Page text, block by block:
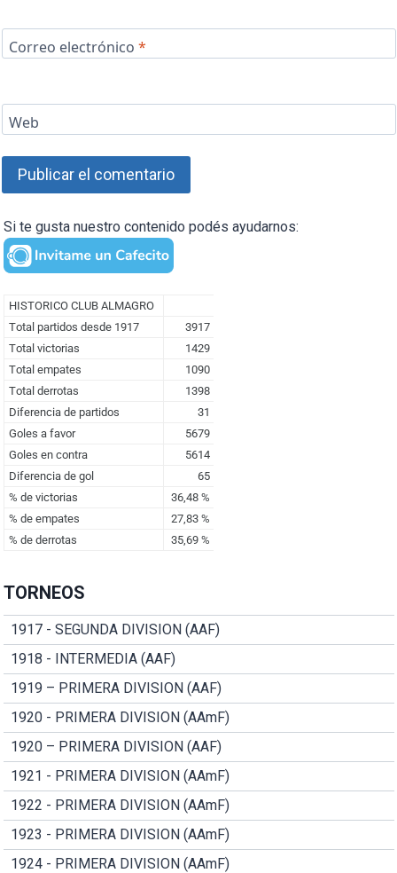
Correo electrónico *
Web
Si te gusta nuestro contenido podés ayudarnos:
TORNEOS
1917 - SEGUNDA DIVISION (AAF)
1918 - INTERMEDIA (AAF)
1919 – PRIMERA DIVISION (AAF)
1920 - PRIMERA DIVISION (AAmF)
1920 – PRIMERA DIVISION (AAF)
1921 - PRIMERA DIVISION (AAmF)
1922 - PRIMERA DIVISION (AAmF)
1923 - PRIMERA DIVISION (AAmF)
1924 - PRIMERA DIVISION (AAmF)